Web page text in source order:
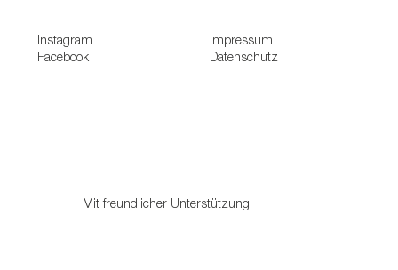
Impressum
Datenschutz
Instagram
Facebook
Mit freundlicher Unterstützung